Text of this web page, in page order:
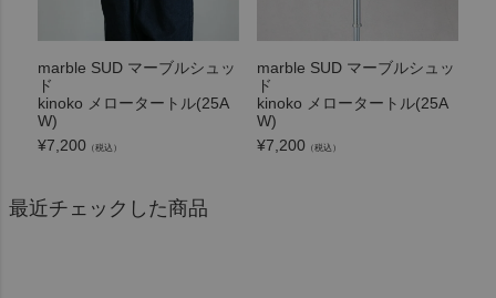
marble SUD マーブルシュッ
ド
kinoko メロータートル(25A
W)
¥7,200 （税込）
marble SUD マーブルシュッ
ド
kinoko メロータートル(25A
W)
¥7,200 （税込）
最近チェックした商品